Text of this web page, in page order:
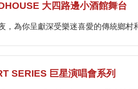
大四路邊小酒館舞台
，為你呈獻深受樂迷喜愛的傳統鄉村
SERIES 巨星演唱會系列